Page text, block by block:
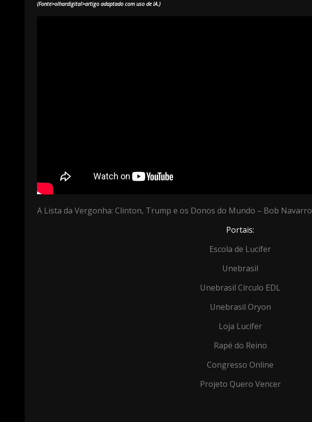
(Fonte>olhardigital>artigo adaptado com uso de IA.)
A Lista da Vergonha: Clinton, Trump e os Donos do Mundo – Bob Navarro
Portais:
Escola de Lucifer
Unebrasil
Unebrasil Círculo EDL
Unebrasil Oryon
Loja Lucifer
Rapé do Reino
Congresso Online
Projeto Quero Vencer